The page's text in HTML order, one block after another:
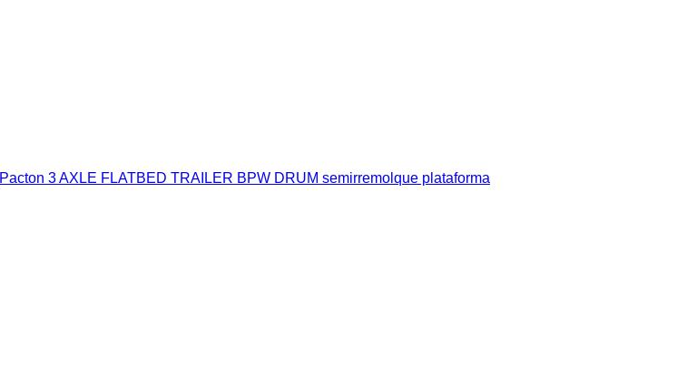
Pacton 3 AXLE FLATBED TRAILER BPW DRUM semirremolque plataforma